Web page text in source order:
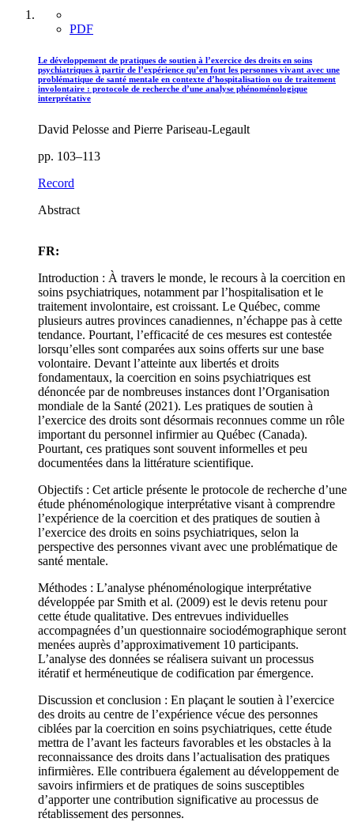
PDF
Le développement de pratiques de soutien à l’exercice des droits en soins
psychiatriques à partir de l’expérience qu’en font les personnes vivant avec une
problématique de santé mentale en contexte d’hospitalisation ou de traitement
involontaire : protocole de recherche d’une analyse phénoménologique
interprétative
David Pelosse and Pierre Pariseau-Legault
pp. 103–113
Record
Abstract
FR:
Introduction : À travers le monde, le recours à la coercition en
soins psychiatriques, notamment par l’hospitalisation et le
traitement involontaire, est croissant. Le Québec, comme
plusieurs autres provinces canadiennes, n’échappe pas à cette
tendance. Pourtant, l’efficacité de ces mesures est contestée
lorsqu’elles sont comparées aux soins offerts sur une base
volontaire. Devant l’atteinte aux libertés et droits
fondamentaux, la coercition en soins psychiatriques est
dénoncée par de nombreuses instances dont l’Organisation
mondiale de la Santé (2021). Les pratiques de soutien à
l’exercice des droits sont désormais reconnues comme un rôle
important du personnel infirmier au Québec (Canada).
Pourtant, ces pratiques sont souvent informelles et peu
documentées dans la littérature scientifique.
Objectifs : Cet article présente le protocole de recherche d’une
étude phénoménologique interprétative visant à comprendre
l’expérience de la coercition et des pratiques de soutien à
l’exercice des droits en soins psychiatriques, selon la
perspective des personnes vivant avec une problématique de
santé mentale.
Méthodes : L’analyse phénoménologique interprétative
développée par Smith et al. (2009) est le devis retenu pour
cette étude qualitative. Des entrevues individuelles
accompagnées d’un questionnaire sociodémographique seront
menées auprès d’approximativement 10 participants.
L’analyse des données se réalisera suivant un processus
itératif et herméneutique de codification par émergence.
Discussion et conclusion : En plaçant le soutien à l’exercice
des droits au centre de l’expérience vécue des personnes
ciblées par la coercition en soins psychiatriques, cette étude
mettra de l’avant les facteurs favorables et les obstacles à la
reconnaissance des droits dans l’actualisation des pratiques
infirmières. Elle contribuera également au développement de
savoirs infirmiers et de pratiques de soins susceptibles
d’apporter une contribution significative au processus de
rétablissement des personnes.